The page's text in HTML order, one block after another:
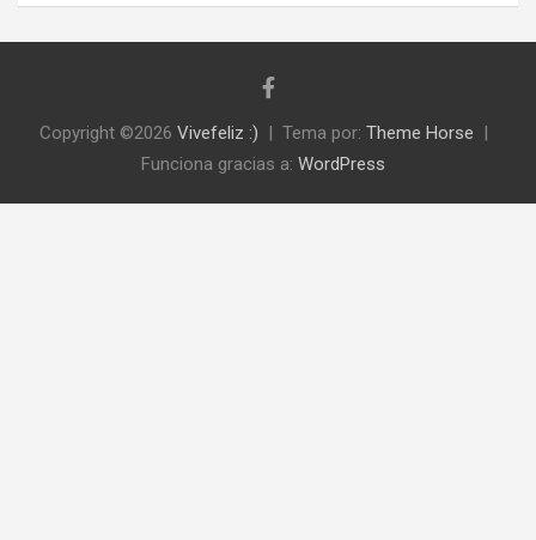
Copyright ©2026 Vivefeliz :) Tema por: Theme Horse
Funciona gracias a: WordPress